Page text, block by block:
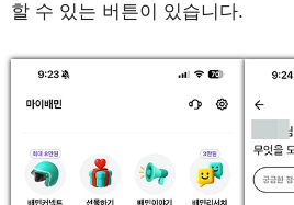
할 수 있는 버튼이 있습니다.